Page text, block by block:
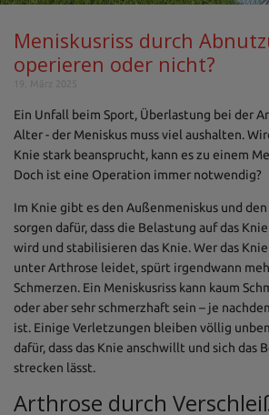
Meniskusriss durch
operieren oder nicht?
Ein Unfall beim Sport, Überlastung bei der
Alter - der Meniskus muss viel aushalten.
Knie stark beansprucht, kann es zu einem
Doch ist eine Operation immer notwendig?
Im Knie gibt es den Außenmeniskus und
sorgen dafür, dass die Belastung auf das
wird und stabilisieren das Knie. Wer das
unter Arthrose leidet, spürt irgendwann
Schmerzen. Ein Meniskusriss kann kaum
oder aber sehr schmerzhaft sein – je
ist. Einige Verletzungen bleiben völlig
dafür, dass das Knie anschwillt und sich das
strecken lässt.
Arthrose durch